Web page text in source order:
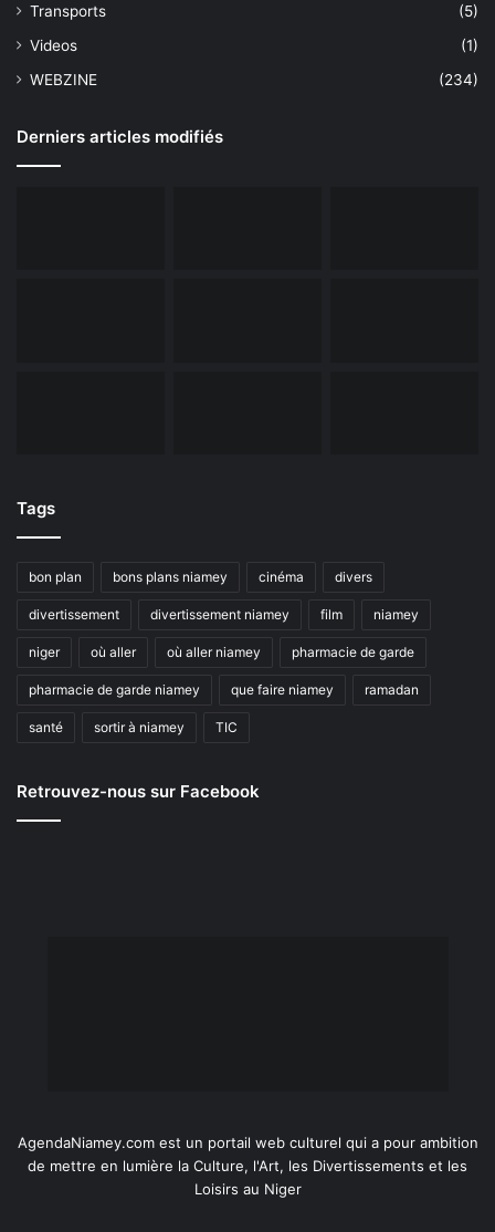
Transports
(5)
Videos
(1)
WEBZINE
(234)
Derniers articles modifiés
Tags
bon plan bons plans niamey cinéma divers
divertissement divertissement niamey film niamey
niger où aller où aller niamey pharmacie de garde
pharmacie de garde niamey que faire niamey ramadan
santé sortir à niamey TIC
Retrouvez-nous sur Facebook
AgendaNiamey.com est un portail web culturel qui a pour ambition
de mettre en lumière la Culture, l'Art, les Divertissements et les
Loisirs au Niger